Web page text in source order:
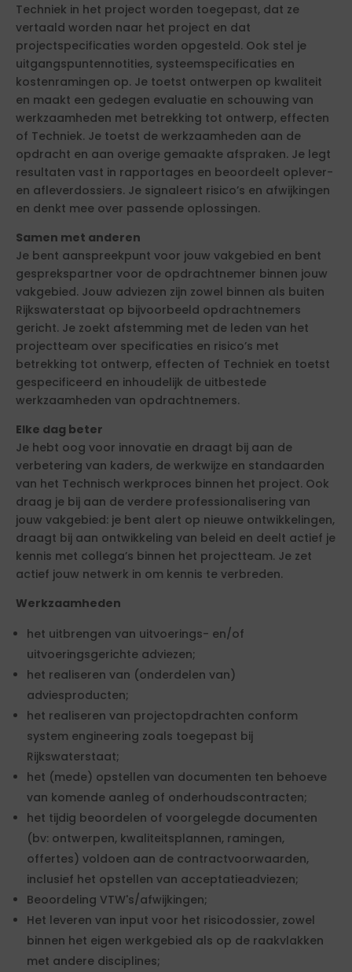
Techniek in het project worden toegepast, dat ze
vertaald worden naar het project en dat
projectspecificaties worden opgesteld. Ook stel je
uitgangspuntennotities, systeemspecificaties en
kostenramingen op. Je toetst ontwerpen op kwaliteit
en maakt een gedegen evaluatie en schouwing van
werkzaamheden met betrekking tot ontwerp, effecten
of Techniek. Je toetst de werkzaamheden aan de
opdracht en aan overige gemaakte afspraken. Je legt
resultaten vast in rapportages en beoordeelt oplever-
en afleverdossiers. Je signaleert risico’s en afwijkingen
en denkt mee over passende oplossingen.
Samen met anderen
Je bent aanspreekpunt voor jouw vakgebied en bent
gesprekspartner voor de opdrachtnemer binnen jouw
vakgebied. Jouw adviezen zijn zowel binnen als buiten
Rijkswaterstaat op bijvoorbeeld opdrachtnemers
gericht. Je zoekt afstemming met de leden van het
projectteam over specificaties en risico’s met
betrekking tot ontwerp, effecten of Techniek en toetst
gespecificeerd en inhoudelijk de uitbestede
werkzaamheden van opdrachtnemers.
Elke dag beter
Je hebt oog voor innovatie en draagt bij aan de
verbetering van kaders, de werkwijze en standaarden
van het Technisch werkproces binnen het project. Ook
draag je bij aan de verdere professionalisering van
jouw vakgebied: je bent alert op nieuwe ontwikkelingen,
draagt bij aan ontwikkeling van beleid en deelt actief je
kennis met collega’s binnen het projectteam. Je zet
actief jouw netwerk in om kennis te verbreden.
Werkzaamheden
het uitbrengen van uitvoerings- en/of
uitvoeringsgerichte adviezen;
het realiseren van (onderdelen van)
adviesproducten;
het realiseren van projectopdrachten conform
system engineering zoals toegepast bij
Rijkswaterstaat;
het (mede) opstellen van documenten ten behoeve
van komende aanleg of onderhoudscontracten;
het tijdig beoordelen of voorgelegde documenten
(bv: ontwerpen, kwaliteitsplannen, ramingen,
offertes) voldoen aan de contractvoorwaarden,
inclusief het opstellen van acceptatieadviezen;
Beoordeling VTW's/afwijkingen;
Het leveren van input voor het risicodossier, zowel
binnen het eigen werkgebied als op de raakvlakken
met andere disciplines;